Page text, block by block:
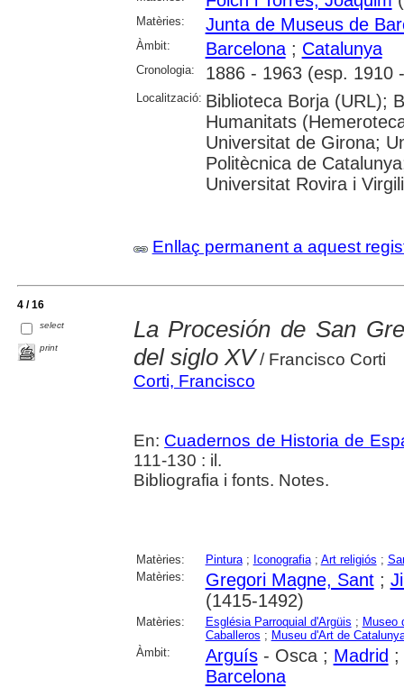
Matèries: Junta de Museus de
Àmbit: Barcelona; Catalunya
Cronologia: 1886 - 1963 (esp. 1910
Localització: Biblioteca Borja (URL);
Humanitats
Universitat de Girona;
Politècnica de
Universitat Rovira i Virgili
Enllaç permanent a aquest
4 / 16
select
print
La Procesión de San
del siglo XV/ Francisco Corti
Corti, Francisco
En: Cuadernos de Historia de
111-130 : il.
Bibliografia i fonts. Notes.
Matèries: Pintura; Iconografia; Art religiós ;
Matèries:
Gregori Magne, Sant;
(1415-1492)
Matèries: Església Parroquial d'Argüis ; Museo
Caballeros ; Museu d'Art de
Àmbit:
Arguís- Osca ; Madrid ;
Barcelona